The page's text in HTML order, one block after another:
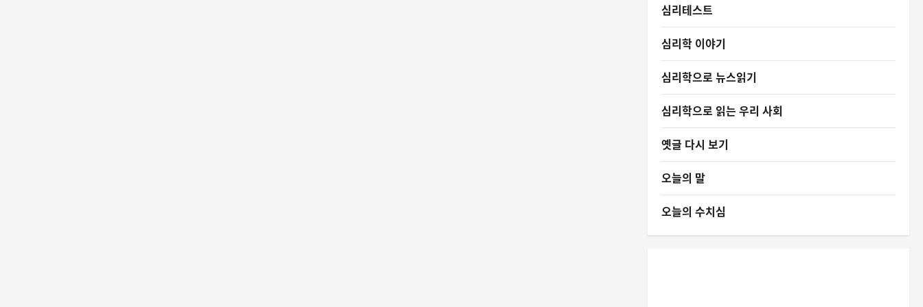
심리테스트
심리학 이야기
심리학으로 뉴스읽기
심리학으로 읽는 우리 사회
옛글 다시 보기
오늘의 말
오늘의 수치심